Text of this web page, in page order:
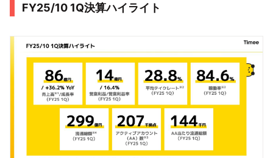
FY25/10 1Q決算ハイライト